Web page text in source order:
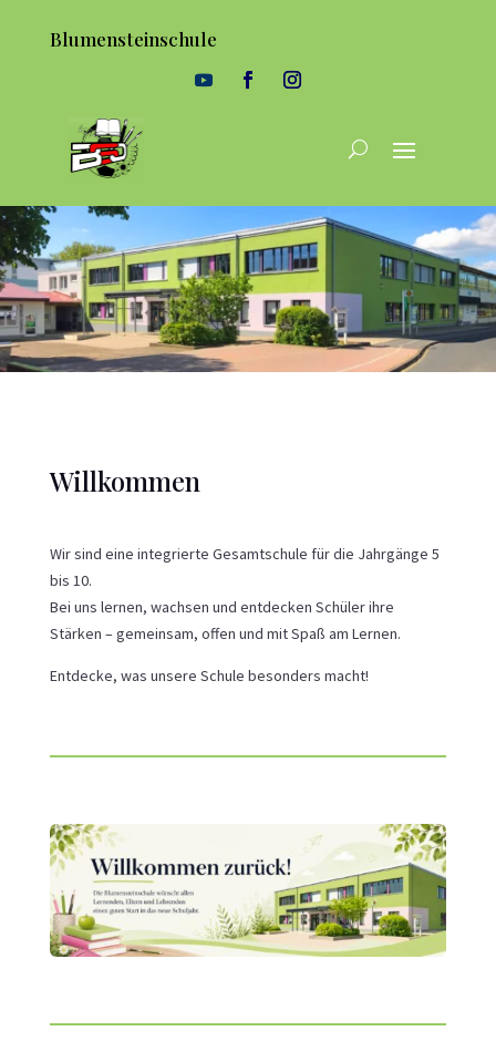
Blumensteinschule
Willkommen
Wir sind eine integrierte Gesamtschule für die Jahrgänge 5
bis 10.
Bei uns lernen, wachsen und entdecken Schüler ihre
Stärken – gemeinsam, offen und mit Spaß am Lernen.
Entdecke, was unsere Schule besonders macht!